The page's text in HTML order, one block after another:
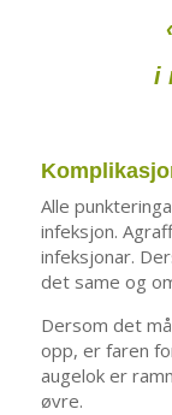
i
Alle
infeksjon.
infeksjonar.
det same og
Dersom det
opp, er faren
augelok er
øvre.